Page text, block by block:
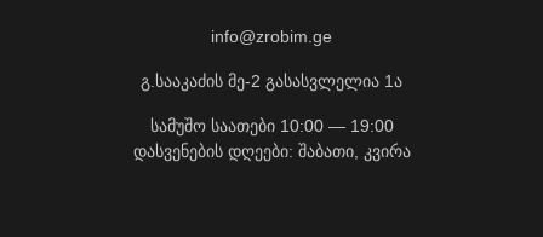
info@zrobim.ge
გ.სააკაძის მე-2 გასასვლელია 1ა
სამუშო საათები 10:00 — 19:00
დასვენების დღეები: შაბათი, კვირა